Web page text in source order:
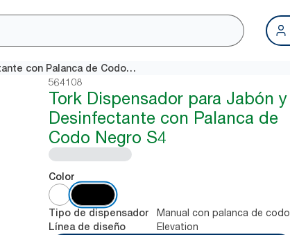
Tork Dispensador para Jabón y Desinfectante con Palanca de Codo Negro S4
564108
Tork Dispensador para Jabón y
Desinfectante con Palanca de
Codo Negro S4
Color
Tipo de dispensador Manual con palanca de codo
Línea de diseño
Elevation